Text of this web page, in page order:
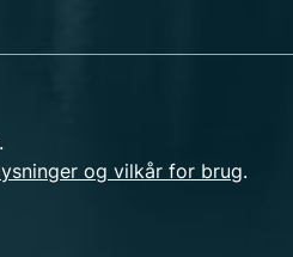
og vilkår for brug.